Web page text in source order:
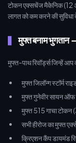
टोकन एक्सचेंज मैकेनिक (12
लागत को कम करने की
मुफ्त बनाम भुगतान
मुफ्त-पाथ रिवॉर्ड्स जिन्हें
मुफ्त जिलॉन्ग स्टॉर्म
मुफ्त गुनेवीर सायन ऑफ
मुफ्त 515 गाचा
सभी हीरोज का मुफ्त
क्रिएशन कैंप डायमंड